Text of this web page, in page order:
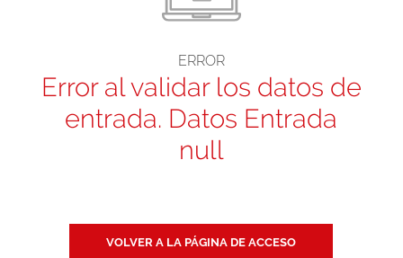
ERROR
Error al validar los datos de
entrada. Datos Entrada
null
VOLVER A LA PÁGINA DE ACCESO